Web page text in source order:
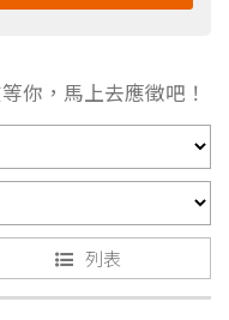
你，馬上去應徵吧！
列表